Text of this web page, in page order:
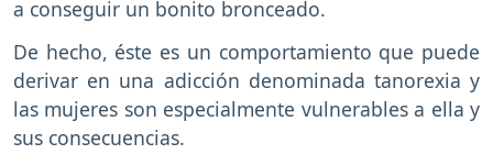
a conseguir un bonito bronceado.
De hecho, éste es un comportamiento que puede
derivar en una adicción denominada tanorexia y
las mujeres son especialmente vulnerables a ella y
sus consecuencias.